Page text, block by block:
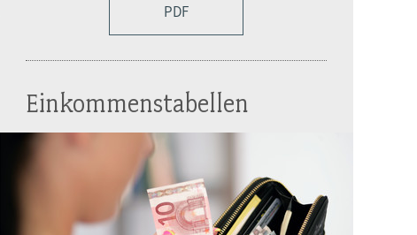
PDF
Einkommenstabellen